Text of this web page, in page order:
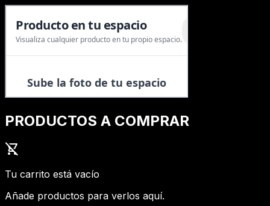
PRODUCTOS A COMPRAR
shopping_cart_off
Tu carrito está vacío
Añade productos para verlos aquí.